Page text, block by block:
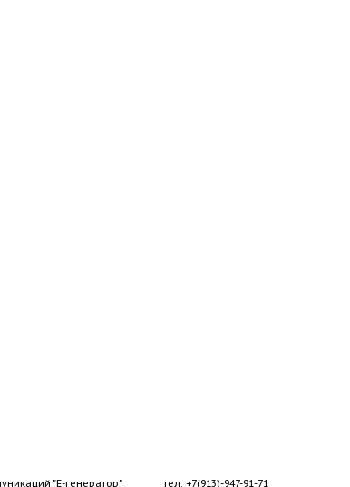
"Е-генератор" тел. +7(913)-947-91-71